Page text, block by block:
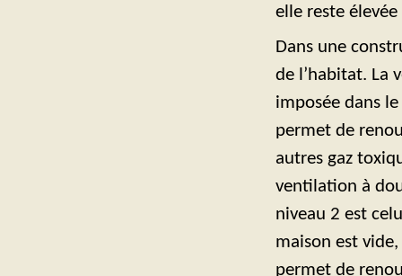
elle reste
Dans une
de l’habitat. La
imposée dans
permet de
autres gaz
ventilation à
niveau 2 est
maison est
permet de